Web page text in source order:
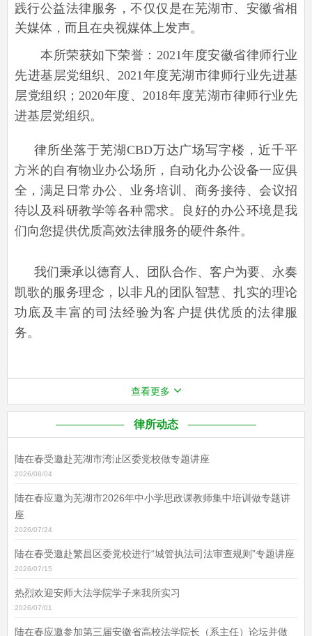
践行公益法律服务，不仅仅是在芜湖市、安徽省相
关媒体，而且在央视媒体上发声。
本所荣获如下荣誉：2021年度安徽省律师行业
先进基层党组织、2021年度芜湖市律师行业先进基
层党组织；2020年度、2018年度芜湖市律师行业先
进基层党组织。
律所坐落于芜湖CBD万达广场写字楼，近千平
方米的自有物业办公场所，自动化办公设备一应俱
全，满足日常办公、业务培训、商务接待、会议招
待以及科研教学等各种需求。
良好的办公环境是我
们向您提供优质高效法律服务的硬件条件。
我们秉承以德育人、团队合作、客户为要、永奏
凯歌的服务理念，以非凡的团队智慧、扎实的理论
功底及丰富的司法经验为客户提供优质的法律服
务。
查看更多
律所动态
陆在春受邀赴芜湖市湾沚区委党校做专题讲座
2026/08/04
陆在春应邀为芜湖市2026年中小学思政课教师集中培训做专题讲
座
2026/07/24
陆在春受邀赴繁昌区委党校进行“城管执法司法审查规则”专题讲座
2026/07/15
热烈欢迎安师大法学院学子来我所实习
2026/07/01
陆在春应邀参加第三届安徽省高校法学院长（系主任）论坛并做